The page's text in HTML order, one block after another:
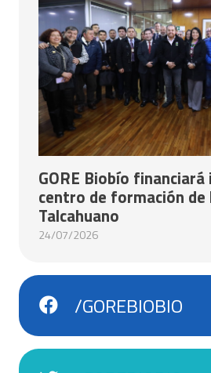
GORE Biobío
centro de formación de
Talcahuano
24/07/2026
/GOREBIOBIO